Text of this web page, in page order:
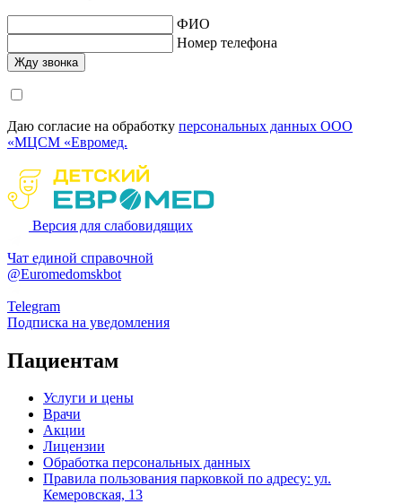
ФИО
Номер телефона
Даю согласие на обработку персональных данных ООО
«МЦСМ «Евромед.
Версия для слабовидящих
Чат единой справочной
@Euromedomskbot
Telegram
Подписка на уведомления
Пациентам
Услуги и цены
Врачи
Акции
Лицензии
Обработка персональных данных
Правила пользования парковкой по адресу: ул.
Кемеровская, 13